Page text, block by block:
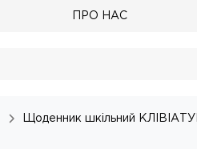
ПРО НАС
Щоденник шкільний